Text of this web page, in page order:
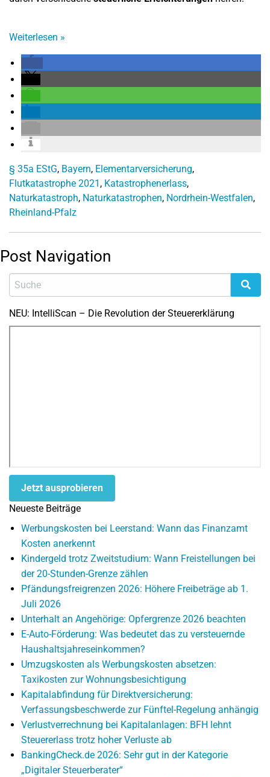
Weiterlesen »
§ 35a EStG, Bayern, Elementarversicherung,
Flutkatastrophe 2021 , Katastrophenerlass,
Naturkatastroph, Naturkatastrophen, Nordrhein-Westfalen,
Rheinland-Pfalz
Post Navigation
NEU: IntelliScan – Die Revolution der Steuererklärung
Jetzt ausprobieren
Neueste Beiträge
Werbungskosten bei Leerstand: Wann das Finanzamt
Kosten anerkennt
Kindergeld trotz Zweitstudium: Wann Freistellungen bei
der 20-Stunden-Grenze zählen
Pfändungsfreigrenzen 2026: Höhere Freibeträge ab 1.
Juli 2026
Unterhalt an Angehörige: Opfergrenze 2026 beachten
E-Auto-Förderung: Was bedeutet das zu versteuernde
Haushaltsjahreseinkommen?
Umzugskosten als Werbungskosten absetzen:
Taxikosten zur Wohnungsbesichtigung
Kapitalabfindung für Direktversicherung:
Verfassungsbeschwerde zur Fünftel-Regelung anhängig
Verlustverrechnung bei Kapitalanlagen: BFH lehnt
Steuererlass trotz hoher Verluste ab
BankingCheck.de 2026: Sehr gut in der Kategorie
„Digitaler Steuerberater“